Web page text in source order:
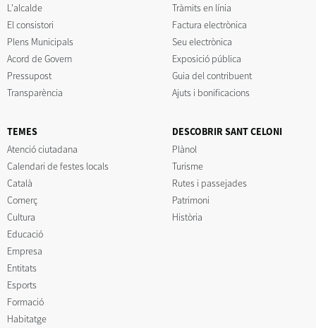
L'alcalde
El consistori
Plens Municipals
Acord de Govern
Pressupost
Transparència
Tràmits en línia
Factura electrònica
Seu electrònica
Exposició pública
Guia del contribuent
Ajuts i bonificacions
TEMES
Atenció ciutadana
Calendari de festes locals
Català
Comerç
Cultura
Educació
Empresa
Entitats
Esports
Formació
Habitatge
DESCOBRIR SANT CELONI
Plànol
Turisme
Rutes i passejades
Patrimoni
Història